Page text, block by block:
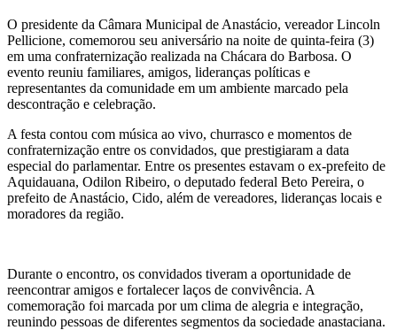
O presidente da Câmara Municipal de Anastácio, vereador Lincoln
Pellicione, comemorou seu aniversário na noite de quinta-feira (3)
em uma confraternização realizada na Chácara do Barbosa. O
evento reuniu familiares, amigos, lideranças políticas e
representantes da comunidade em um ambiente marcado pela
descontração e celebração.
A festa contou com música ao vivo, churrasco e momentos de
confraternização entre os convidados, que prestigiaram a data
especial do parlamentar. Entre os presentes estavam o ex-prefeito de
Aquidauana, Odilon Ribeiro, o deputado federal Beto Pereira, o
prefeito de Anastácio, Cido, além de vereadores, lideranças locais e
moradores da região.
Durante o encontro, os convidados tiveram a oportunidade de
reencontrar amigos e fortalecer laços de convivência. A
comemoração foi marcada por um clima de alegria e integração,
reunindo pessoas de diferentes segmentos da sociedade anastaciana.